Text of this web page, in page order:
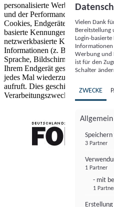
personalisierte Werbung und
und der Performance von Inhalten
Cookies, Endgeräte- oder
basierte Kennungen, zufällig
netzwerkbasierte Kennungen)
Informationen (z. B. Browsertyp
Sprache, Bildschirmgröße,
Ihrem Endgerät gespeichert oder
jedes Mal wiederzuerkennen,
aufruft. Dies geschieht für einen
Verarbeitungszwecke.
Vielen Dank
Bereitstellung
Login-
Informationen
Werbung und
ist für den
Schalter
ZWECKE
Allgemein
3 Partner
1 Partner
- mit
1
FONDS professionell